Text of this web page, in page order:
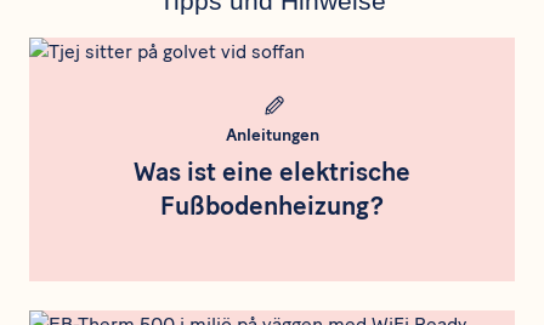
Meta bild
Anleitungen
Was ist eine elektrische
Fußbodenheizung?